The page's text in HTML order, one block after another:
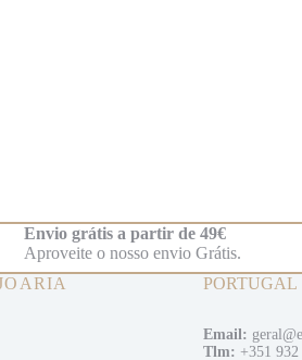
Envio grátis a partir de 49€
Aproveite o nosso envio Grátis.
PORTUGAL
Email:
Tlm: +351